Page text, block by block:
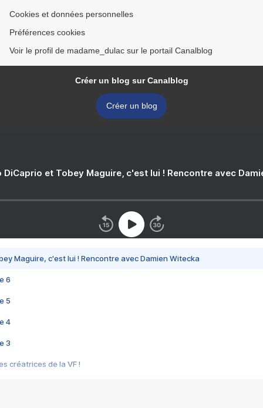
Cookies et données personnelles
Préférences cookies
Voir le profil de madame_dulac sur le portail Canalblog
Créer un blog sur Canalblog
Créer un blog
DiCaprio et Tobey Maguire, c'est lui ! Rencontre avec
Maguire, c'est lui ! Rencontre avec Damien Witecka
6
5
4
3
créatrices de la VF !